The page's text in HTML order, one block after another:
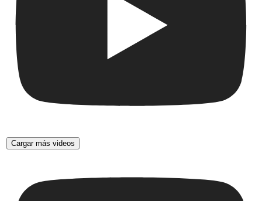
Cargar más videos